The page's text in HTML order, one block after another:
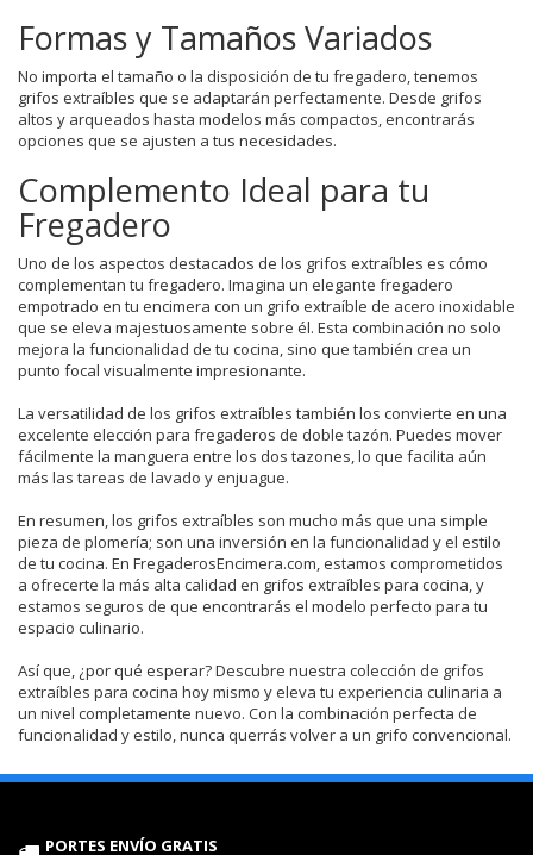
Formas y Tamaños Variados
No importa el tamaño o la disposición de tu fregadero, tenemos
grifos extraíbles que se adaptarán perfectamente. Desde grifos
altos y arqueados hasta modelos más compactos, encontrarás
opciones que se ajusten a tus necesidades.
Complemento Ideal para tu
Fregadero
Uno de los aspectos destacados de los grifos extraíbles es cómo
complementan tu fregadero. Imagina un elegante fregadero
empotrado en tu encimera con un grifo extraíble de acero inoxidable
que se eleva majestuosamente sobre él. Esta combinación no solo
mejora la funcionalidad de tu cocina, sino que también crea un
punto focal visualmente impresionante.
La versatilidad de los grifos extraíbles también los convierte en una
excelente elección para fregaderos de doble tazón. Puedes mover
fácilmente la manguera entre los dos tazones, lo que facilita aún
más las tareas de lavado y enjuague.
En resumen, los grifos extraíbles son mucho más que una simple
pieza de plomería; son una inversión en la funcionalidad y el estilo
de tu cocina. En FregaderosEncimera.com, estamos comprometidos
a ofrecerte la más alta calidad en grifos extraíbles para cocina, y
estamos seguros de que encontrarás el modelo perfecto para tu
espacio culinario.
Así que, ¿por qué esperar? Descubre nuestra colección de grifos
extraíbles para cocina hoy mismo y eleva tu experiencia culinaria a
un nivel completamente nuevo. Con la combinación perfecta de
funcionalidad y estilo, nunca querrás volver a un grifo convencional.
PORTES ENVÍO GRATIS